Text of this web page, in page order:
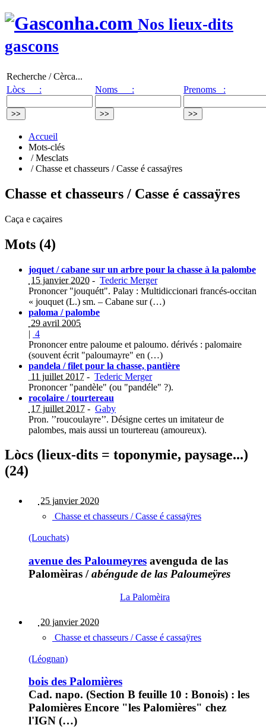
Nos lieux-dits
gascons
Recherche / Cèrca...
Lòcs :
Noms : Prenoms :
Accueil
Mots-clés
/ Mesclats
/ Chasse et chasseurs / Casse é cassaÿres
Chasse et chasseurs / Casse é cassaÿres
Caça e caçaires
Mots (4)
joquet / cabane sur un arbre pour la chasse à la palombe
15 janvier 2020 - Tederic Merger
Prononcer "jouquétt". Palay : Multidiccionari francés-occitan
« jouquet (L.) sm. – Cabane sur (…)
paloma / palombe
29 avril 2005
| 4
Prononcer entre paloume et paloumo. dérivés : palomaire
(souvent écrit "paloumayre" en (…)
pandela / filet pour la chasse, pantière
11 juillet 2017 - Tederic Merger
Prononcer "pandèle" (ou "pandéle" ?).
rocolaire / tourtereau
17 juillet 2017 - Gaby
Pron. ’’roucoulayre’’. Désigne certes un imitateur de
palombes, mais aussi un tourtereau (amoureux).
Lòcs (lieux-dits = toponymie, paysage...)
(24)
25 janvier 2020
Chasse et chasseurs / Casse é cassaÿres
(Louchats)
avenue des Paloumeyres avenguda de las
Palomèiras /abéngude de las Paloumeÿres
La Palomèira
20 janvier 2020
Chasse et chasseurs / Casse é cassaÿres
(Léognan)
bois des Palomières
Cad. napo. (Section B feuille 10 : Bonois) : les
Palomières Encore "les Palomières" chez
l'IGN (…)